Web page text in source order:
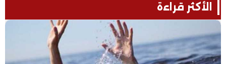
الأكثر قراءة